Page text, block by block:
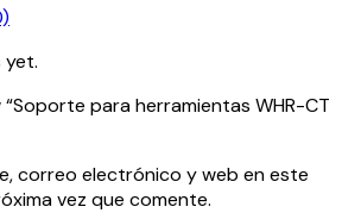
yet.
para herramientas WHR-CT
correo electrónico y web en este
vez que comente.